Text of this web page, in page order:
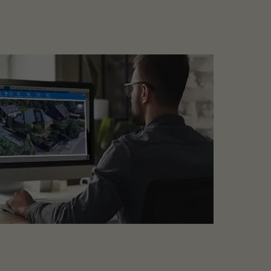
Ausrichtung installiert.
Modulmenge anpassen